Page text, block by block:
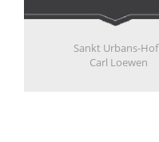
Sankt Urbans-Hof
Carl Loewen